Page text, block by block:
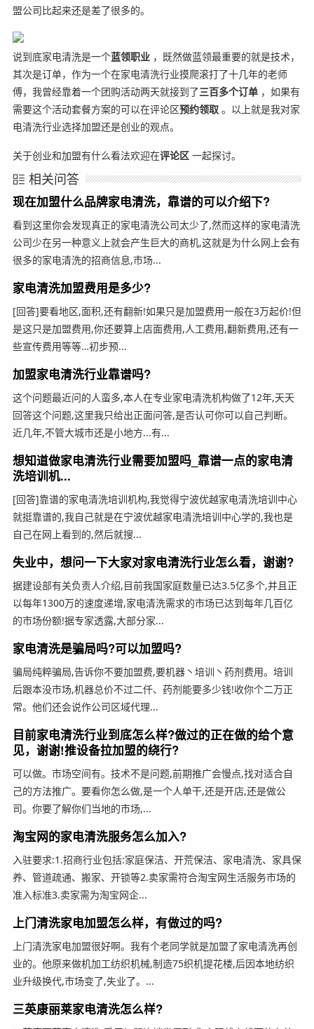
盟公司比起来还是差了很多的。
说到底家电清洗是一个蓝领职业，既然做蓝领最重要的就是技术，
其次是订单，作为一个在家电清洗行业摸爬滚打了十几年的老师
傅，我曾经靠着一个团购活动两天就接到了三百多个订单，如果有
需要这个活动套餐方案的可以在评论区预约领取。以上就是我对家
电清洗行业选择加盟还是创业的观点。
关于创业和加盟有什么看法欢迎在评论区一起探讨。
相关问答
现在加盟什么品牌家电清洗，靠谱的可以介绍下?
看到这里你会发现真正的家电清洗公司太少了,然而这样的家电清洗
公司少在另一种意义上就会产生巨大的商机,这就是为什么网上会有
很多的家电清洗的招商信息,市场...
家电清洗加盟费用是多少?
[回答]要看地区,面积,还有翻新!如果只是加盟费用一般在3万起价!但
是这只是加盟费用,你还要算上店面费用,人工费用,翻新费用,还有一
些宣传费用等等…初步预...
加盟家电清洗行业靠谱吗?
这个问题最近问的人蛮多,本人在专业家电清洗机构做了12年,天天
回答这个问题,这里我只给出正面问答,是否认可你可以自己判断。
近几年,不管大城市还是小地方...有...
想知道做家电清洗行业需要加盟吗_靠谱一点的家电清
洗培训机...
[回答]靠谱的家电清洗培训机构,我觉得宁波优越家电清洗培训中心
就挺靠谱的,我自己就是在宁波优越家电清洗培训中心学的,我也是
自己在网上看到的,然后就搜...
失业中，想问一下大家对家电清洗行业怎么看，谢谢?
据建设部有关负责人介绍,目前我国家庭数量已达3.5亿多个,并且正
以每年1300万的速度递增,家电清洗需求的市场已达到每年几百亿
的市场份额!据专家透露,大部分家...
家电清洗是骗局吗?可以加盟吗?
骗局纯粹骗局,告诉你不要加盟费,要机器丶培训丶药剂费用。培训
后跟本没市场,机器总价不过二仟、药剂能要多少钱!收你个二万正
常。他们还会说作公司区域代理...
目前家电清洗行业到底怎么样?做过的正在做的给个意
见，谢谢!推设备拉加盟的绕行?
可以做。市场空间有。技术不是问题,前期推广会慢点,找对适合自
己的方法推广。要看你怎么做,是一个人单干,还是开店,还是做公
司。你要了解你们当地的市场,...
淘宝网的家电清洗服务怎么加入?
入驻要求:1.招商行业包括:家庭保洁、开荒保洁、家电清洗、家具保
养、管道疏通、搬家、开锁等2.卖家需符合淘宝网生活服务市场的
准入标准3.卖家需为淘宝网企...
上门清洗家电加盟怎么样，有做过的吗?
上门清洗家电加盟很好啊。我有个老同学就是加盟了家电清洗再创
业的。他原来做机加工纺织机械,制造75织机提花楼,后因本地纺织
业升级换代,市场变了,失业了。...
三英康丽莱家电清洗怎么样?